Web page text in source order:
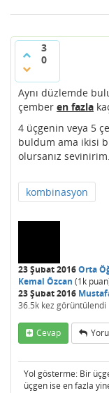
3
0
Aynı düzlemde
çember en fazla
4 üçgenin veya 5
buldum ama ikisi
olursanız sevinirim.
kombinasyon
23 Şubat 2016Orta
Kemal Özcan (1k
23 Şubat 2016
36.5k kez görüntülendi
Cevap
Yol gösterme: Bir
üçgen ise en fazla